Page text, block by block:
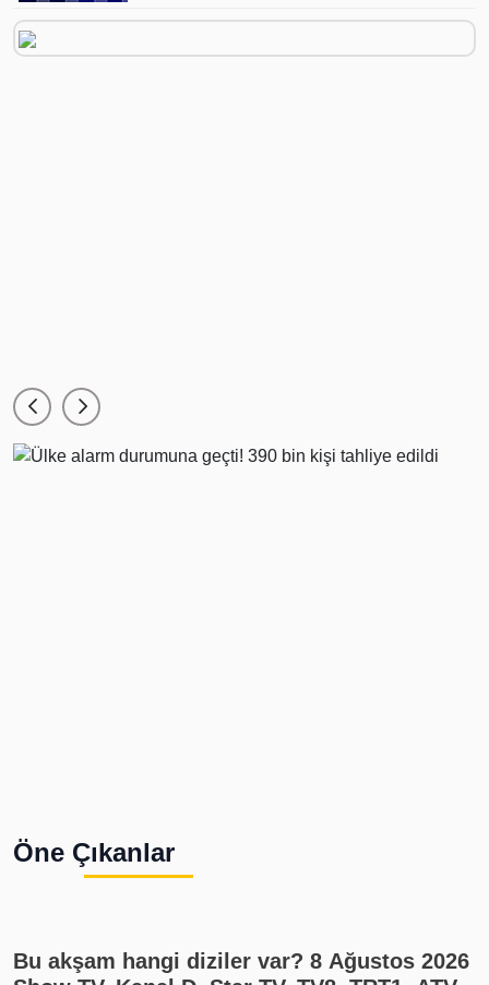
Öne Çıkanlar
Bu akşam hangi diziler var? 8 Ağustos 2026